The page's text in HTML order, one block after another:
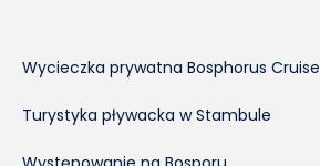
Wycieczka prywatna Bosphorus Cruise
Turystyka pływacka w Stambule